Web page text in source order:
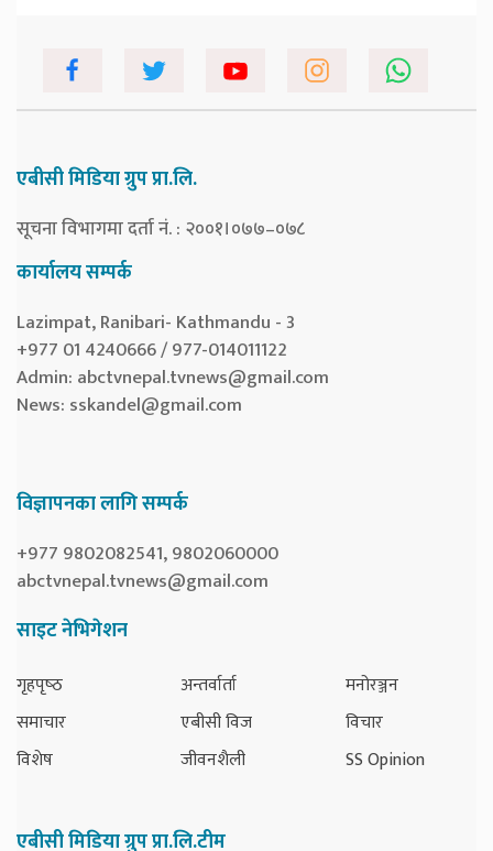
एबीसी मिडिया ग्रुप प्रा.लि.
सूचना विभागमा दर्ता नं. : २००१।०७७–०७८
कार्यालय सम्पर्क
Lazimpat, Ranibari- Kathmandu - 3
+977 01 4240666 / 977-014011122
Admin: abctvnepal.tvnews@gmail.com
News: sskandel@gmail.com
विज्ञापनका लागि सम्पर्क
+977 9802082541, 9802060000
abctvnepal.tvnews@gmail.com
साइट नेभिगेशन
गृहपृष्‍ठ
समाचार
विशेष
अन्तर्वार्ता
एबीसी विज
जीवनशैली
मनोरञ्जन
विचार
SS Opinion
एबीसी मिडिया ग्रुप प्रा.लि.टीम